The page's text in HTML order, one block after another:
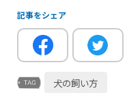
記事をシェア
犬の飼い方